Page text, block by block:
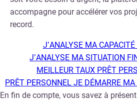
accompagne pour accélérer vos
record.
J’ANALYSE MA
J’ANALYSE MA SITUATION
MEILLEUR TAUX PRÊT
PRÊT PERSONNEL JE DÉMARRE
En fin de compte, vous savez à présent